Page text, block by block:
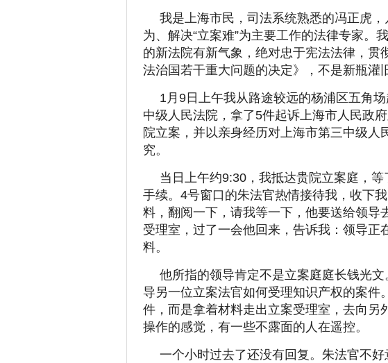
我是上海市民，司法系统熟悉的冯正虎
为、解决“立案难”为主要工作的法律专家。
的新法院有新气象，绝对忠于宪法法律，贯
法治国若干重大问题的决定》，不是新瓶灌
1月9日上午我从路途较远的杨浦区五角
中级人民法院，拿了5件起诉上海市人民政
院立案，并以亲身经历对上海市第三中级人
究。
当日上午约9:30，我抵达贵院立案庭，
手续。4号窗口的朱法官热情接待我，收下
料，翻阅一下，请我等一下，他要送给领导
受理室，过了一会他回来，告诉我：领导正
料。
他所指的领导肯定不是立案庭庭长钱光
导另一位立案法官如何受理知识产权的案件
件，而是拿着材料走出立案受理室，去向另
操作的感觉，有一些不露面的人在遥控。
一个小时过去了还没有回复。朱法官不